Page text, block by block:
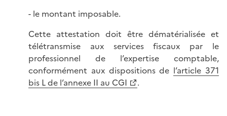
- le montant imposable.
Cette attestation doit être dématérialisée et
télétransmise aux services fiscaux par le
professionnel de l’expertise comptable,
conformément aux dispositions de l’article 371
bis L de l’annexe II au CGI
.